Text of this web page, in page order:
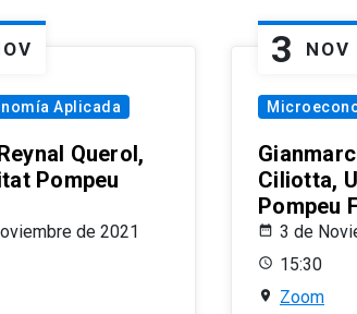
Aplicada
Querol,
Pompeu
de 2021
3 NOV
Ciliotta,
Pompeu
3 de
15:30
Zoom